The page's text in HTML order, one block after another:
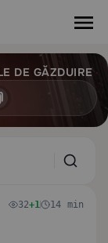
DE GĂZDUIRE
32+1 14 min